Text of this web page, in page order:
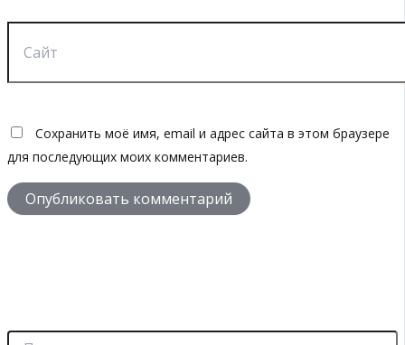
Сохранить моё имя, email и адрес сайта в этом браузере
для последующих моих комментариев.
П